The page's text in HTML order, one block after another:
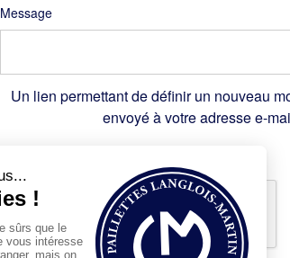
Message
Un lien permettant de définir un nouveau
envoyé à votre adresse e-